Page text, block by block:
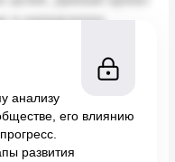
анализу
его влиянию
развития